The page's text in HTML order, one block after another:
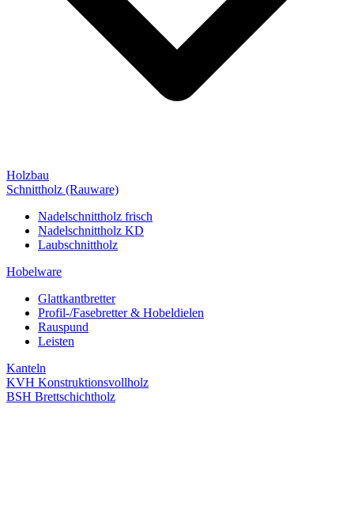
Holzbau
Schnittholz (Rauware)
Nadelschnittholz frisch
Nadelschnittholz KD
Laubschnittholz
Hobelware
Glattkantbretter
Profil-/Fasebretter & Hobeldielen
Rauspund
Leisten
Kanteln
KVH Konstruktionsvollholz
BSH Brettschichtholz